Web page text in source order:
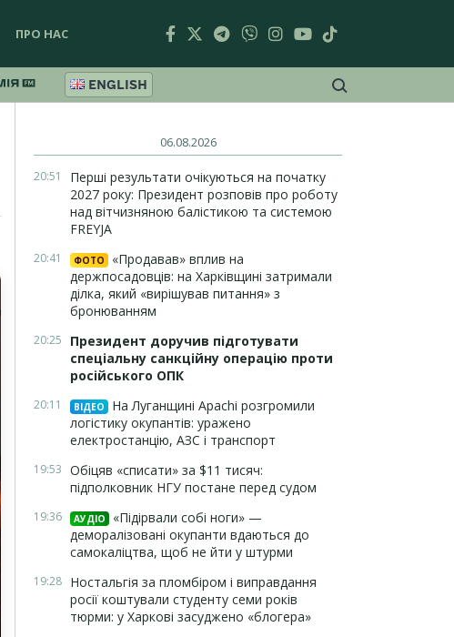
ПРО НАС
ENGLISH
06.08.2026
20:51
Перші результати очікуються на початку
2027 року: Президент розповів про роботу
над вітчизняною балістикою та системою
FREYJA
20:41 ФОТО
«Продавав» вплив на
держпосадовців: на Харківщині затримали
ділка, який «вирішував питання» з
бронюванням
20:25
Президент доручив підготувати
спеціальну санкційну операцію проти
російського ОПК
20:11 ВІДЕО
На Луганщині Apachi розгромили
логістику окупантів: уражено
електростанцію, АЗС і транспорт
19:53 Обіцяв «списати» за $11 тисяч:
підполковник НГУ постане перед судом
19:36 АУДІО
«Підірвали собі ноги» —
деморалізовані окупанти вдаються до
самокаліцтва, щоб не йти у штурми
19:28 Ностальгія за пломбіром і виправдання
росії коштували студенту семи років
тюрми: у Харкові засуджено «блогера»